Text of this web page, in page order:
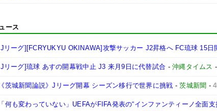
ース
リーグ][FCRYUKYU OKINAWA]攻撃サッカー J2昇格へ FC琉球 15
リーグ]琉球 あすの開幕戦中止 J3 来月9日に代替試合 -沖縄タイムス -
《茨城新聞論説》Jリーグ開幕 シーズン移行で世界に挑戦 -茨城新聞 -
「何も変わっていない」UEFAがFIFA発表の“インファンティーノ全